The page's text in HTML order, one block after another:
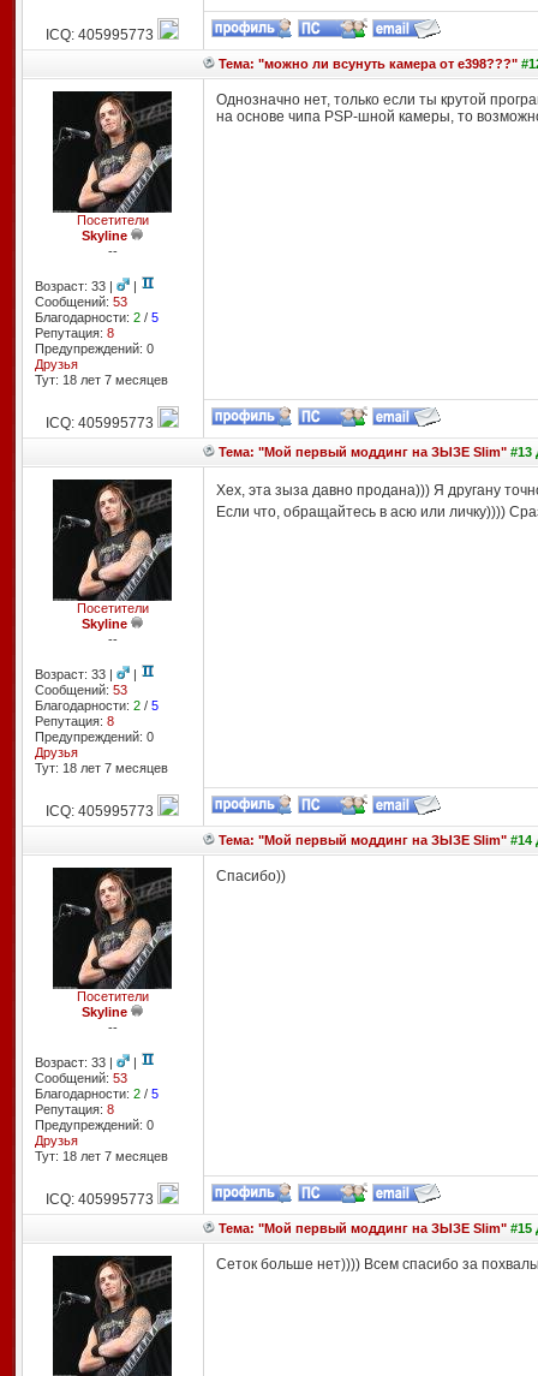
ICQ: 405995773
Тема: "можно ли всунуть камера от е398???"
Посетители
Skyline
--
Возраст: 33 |
|
Сообщений: 53
Благодарности: 2/ 5
Репутация: 8
Предупреждений: 0
Друзья
Тут: 18 лет 7 месяцев
Однозначно нет, только если ты крутой
на основе чипа PSP-шной камеры, то
ICQ: 405995773
Тема: "Мой первый моддинг на ЗЫЗЕ Slim"#13
Посетители
Skyline
--
Возраст: 33 |
|
Сообщений: 53
Благодарности: 2/ 5
Репутация: 8
Предупреждений: 0
Друзья
Тут: 18 лет 7 месяцев
Хех, эта зыза давно продана))) Я другану
Если что, обращайтесь в асю или личку))))
ICQ: 405995773
Тема: "Мой первый моддинг на ЗЫЗЕ Slim"#14
Посетители
Skyline
--
Возраст: 33 |
|
Сообщений: 53
Благодарности: 2/ 5
Репутация: 8
Предупреждений: 0
Друзья
Тут: 18 лет 7 месяцев
Спасибо))
ICQ: 405995773
Тема: "Мой первый моддинг на ЗЫЗЕ Slim"#15
Сеток больше нет)))) Всем спасибо за